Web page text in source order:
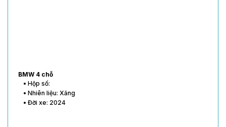
BMW 4 chỗ
• Hộp số:
• Nhiên liệu: Xăng
• Đời xe: 2024